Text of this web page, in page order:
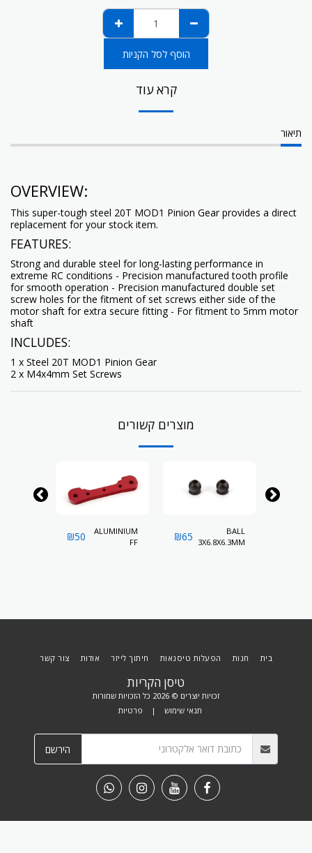
הוסף לסל הקניות
קרא עוד
תיאור
OVERVIEW:
This super-tough steel 20T MOD1 Pinion Gear provides a direct
replacement for your stock item.
FEATURES:
Strong and durable steel for long-lasting performance in
extreme RC conditions - Precision manufactured tooth profile
for smooth operation - Precision manufactured double set
screw holes for the fitment of set screws either side of the
motor shaft for extra secure fitting - For fitment to 5mm motor
shaft
INCLUDES:
1 x Steel 20T MOD1 Pinion Gear
2 x M4x4mm Set Screws
מוצרים קשורים
BALL
3X6.8X6.3MM
₪65
ALUMINIUM
FF
₪50
טיסן הקריות
זכויות יוצרים © 2026 כל הזכויות שמורות
תנאי שימוש | פרטיות
בית חנות הפעלות טיסנאות חיתוך לייזר אודות צור קשר
הירשם